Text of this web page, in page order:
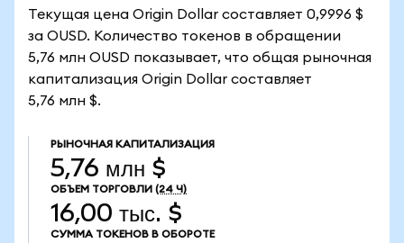
Текущая цена Origin Dollar составляет 0,9996 $
за OUSD. Количество токенов в обращении
5,76 млн OUSD показывает, что общая рыночная
капитализация Origin Dollar составляет
5,76 млн $.
РЫНОЧНАЯ КАПИТАЛИЗАЦИЯ
5,76 млн $
ОБЪЕМ ТОРГОВЛИ (24 Ч)
16,00 тыс. $
СУММА ТОКЕНОВ В ОБОРОТЕ